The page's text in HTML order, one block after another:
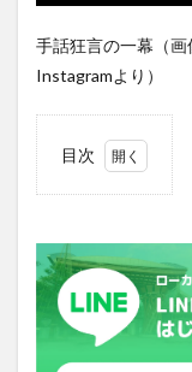
手話狂言の一幕（画
Instagramより）
目次
者劇
団
（社
会福
祉法
人ト